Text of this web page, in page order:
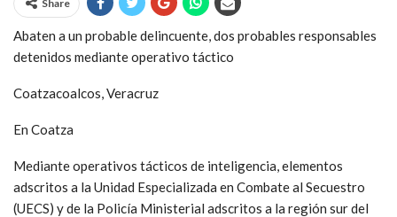
Share
Abaten a un probable delincuente, dos probables responsables
detenidos mediante operativo táctico
Coatzacoalcos, Veracruz
En Coatza
Mediante operativos tácticos de inteligencia, elementos
adscritos a la Unidad Especializada en Combate al Secuestro
(UECS) y de la Policía Ministerial adscritos a la región sur del